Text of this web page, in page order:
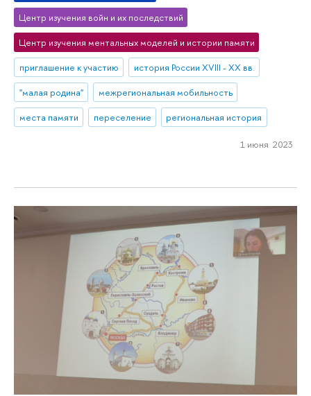
Центр изучения войн и их последствий
Центр изучения ментальных моделей и истории памяти
приглашение к участию
история России XVIII - XX вв.
"малая родина"
межрегиональная мобильность
места памяти
переселение региональная история
1 июня 2023